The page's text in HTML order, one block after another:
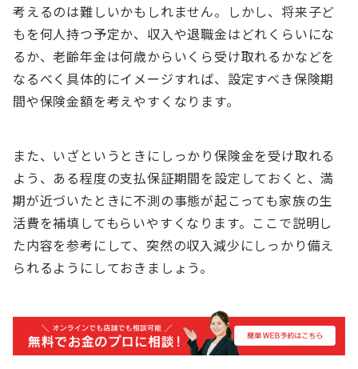
考えるのは難しいかもしれません。しかし、将来子ど
もを何人持つ予定か、収入や退職金はどれくらいにな
るか、老齢年金は何歳からいくら受け取れるかなどを
なるべく具体的にイメージすれば、設定すべき保険期
間や保険金額を考えやすくなります。
また、いざというときにしっかり保険金を受け取れる
よう、ある程度の支払保証期間を設定しておくと、満
期が近づいたときに不測の事態が起こっても家族の生
活費を補填してもらいやすくなります。ここで説明し
た内容を参考にして、突然の収入減少にしっかり備え
られるようにしておきましょう。